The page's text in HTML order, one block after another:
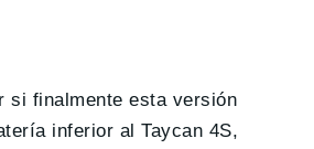
si finalmente esta versión
inferior al Taycan 4S,